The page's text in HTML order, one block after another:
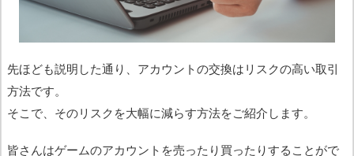
先ほども説明した通り、アカウントの交換はリスクの高い取引
方法です。
そこで、そのリスクを大幅に減らす方法をご紹介します。
皆さんはゲームのアカウントを売ったり買ったりすることがで